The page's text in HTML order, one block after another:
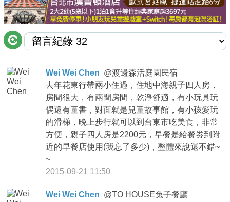
討論區
聯絡我們
APP下載
Wei Wei Chen @渡邊森活庭園民宿
去年花東行帶兩小住過，住地中海親子四人房，
房間很大，有兩間房間，乾淨舒適，有小玩具玩
偶還有童書，對面就是兒童故事館，有小孩愛玩
的滑梯，晚上步行就可以到台東市吃美食，非常
方便，親子四人房是2200元，早餐是給餐劵到附
近的早餐店使用(我忘了多少)，整體來說還不錯~
~
2015-09-21 11:50
Wei Wei Chen @TO HOUSE兔子餐廳